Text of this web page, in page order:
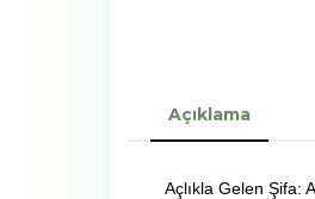
Açıklama
Açlıkla Gelen Şifa: